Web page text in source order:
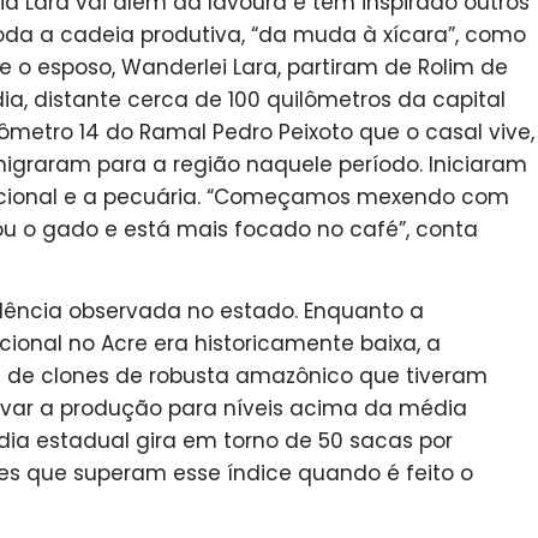
a cadeia produtiva, “da muda à xícara”, como
o esposo, Wanderlei Lara, partiram de Rolim de
distante cerca de 100 quilômetros da capital
14 do Ramal Pedro Peixoto que o casal vive,
para a região naquele período. Iniciaram
e a pecuária. “Começamos mexendo com
o gado e está mais focado no café”, conta
observada no estado. Enquanto a
no Acre era historicamente baixa, a
clones de robusta amazônico que tiveram
a produção para níveis acima da média
estadual gira em torno de 50 sacas por
que superam esse índice quando é feito o